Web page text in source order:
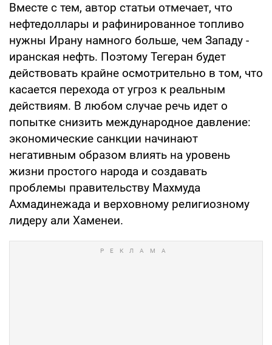
Вместе с тем, автор статьи отмечает, что
нефтедоллары и рафинированное топливо
нужны Ирану намного больше, чем Западу -
иранская нефть. Поэтому Тегеран будет
действовать крайне осмотрительно в том, что
касается перехода от угроз к реальным
действиям. В любом случае речь идет о
попытке снизить международное давление:
экономические санкции начинают
негативным образом влиять на уровень
жизни простого народа и создавать
проблемы правительству Махмуда
Ахмадинежада и верховному религиозному
лидеру али Хаменеи.